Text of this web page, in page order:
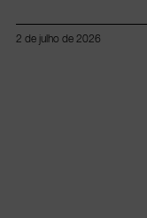
2 de julho de 2026